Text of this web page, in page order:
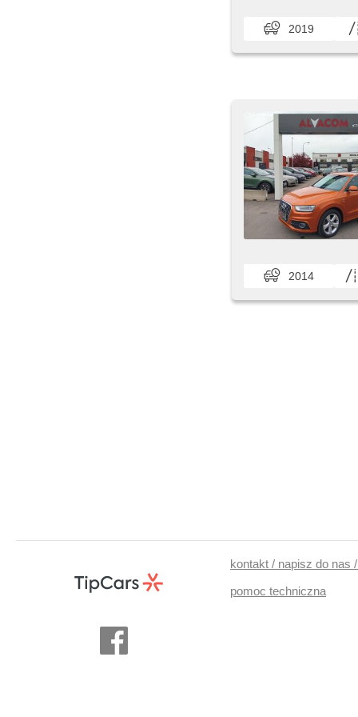
2019
2014
kontakt / napisz do nas
pomoc techniczna